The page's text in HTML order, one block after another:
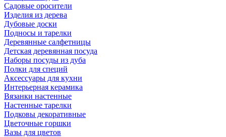
Садовые оросители
Изделия из дерева
Дубовые доски
Подносы и тарелки
Деревянные салфетницы
Детская деревянная посуда
Наборы посуды из дуба
Полки для специй
Аксессуары для кухни
Интерьерная керамика
Вязанки настенные
Настенные тарелки
Подковы декоративные
Цветочные горшки
Вазы для цветов